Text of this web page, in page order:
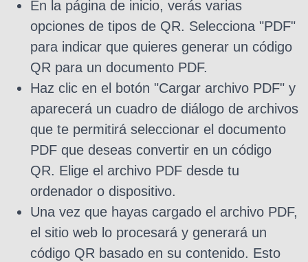
En la página de inicio, verás varias
opciones de tipos de QR. Selecciona "PDF"
para indicar que quieres generar un código
QR para un documento PDF.
Haz clic en el botón "Cargar archivo PDF" y
aparecerá un cuadro de diálogo de archivos
que te permitirá seleccionar el documento
PDF que deseas convertir en un código
QR. Elige el archivo PDF desde tu
ordenador o dispositivo.
Una vez que hayas cargado el archivo PDF,
el sitio web lo procesará y generará un
código QR basado en su contenido. Esto